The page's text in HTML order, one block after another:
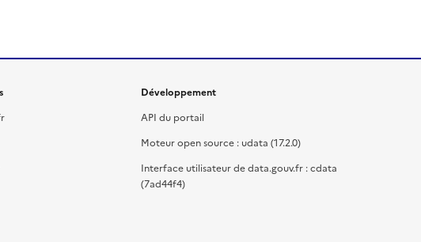
Développement
API du portail
Moteur open source : udata (17.2.0)
Interface utilisateur de data.gouv.fr : cdata
(7ad44f4)